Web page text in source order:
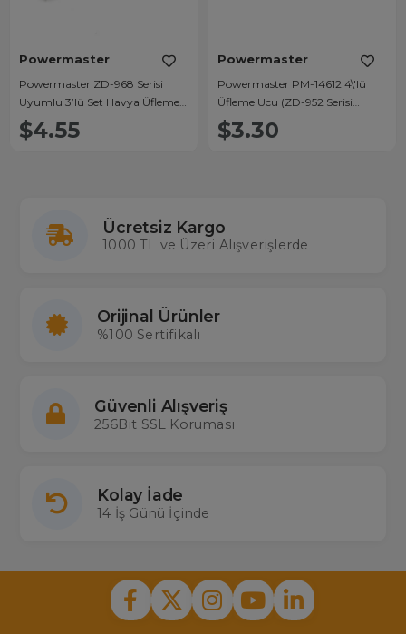
Powermaster
Powermaster ZD-968 Serisi
Uyumlu 3’lü Set Havya Üfleme
Ucu
$4.55
Powermaster
Powermaster PM-14612 4\'lü
Üfleme Ucu (ZD-952 Serisi
Uyumlu)
$3.30
Ücretsiz Kargo
1000 TL ve Üzeri Alışverişlerde
Orijinal Ürünler
%100 Sertifikalı
Güvenli Alışveriş
256Bit SSL Koruması
Kolay İade
14 İş Günü İçinde